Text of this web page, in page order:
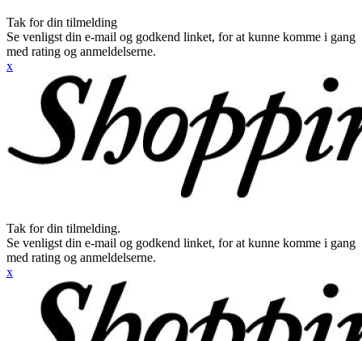
Tak for din tilmelding
Se venligst din e-mail og godkend linket, for at kunne komme i gang
med rating og anmeldelserne.
x
Tak for din tilmelding.
Se venligst din e-mail og godkend linket, for at kunne komme i gang
med rating og anmeldelserne.
x